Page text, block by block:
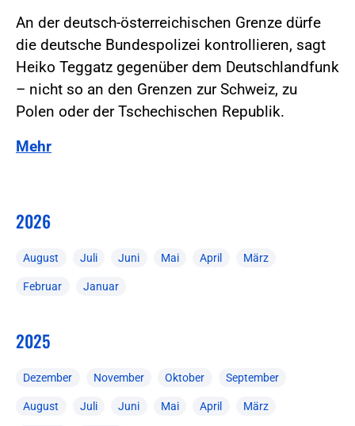
An der deutsch-österreichischen Grenze dürfe
die deutsche Bundespolizei kontrollieren, sagt
Heiko Teggatz gegenüber dem Deutschlandfunk
– nicht so an den Grenzen zur Schweiz, zu
Polen oder der Tschechischen Republik.
Mehr
2026
August Juli Juni Mai April März
Februar Januar
2025
Dezember November Oktober September
August Juli Juni Mai April März